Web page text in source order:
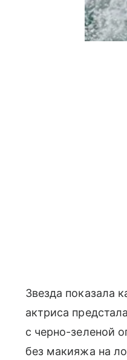
Звезда показала
актриса
с черно-зеленой
без макияжа на